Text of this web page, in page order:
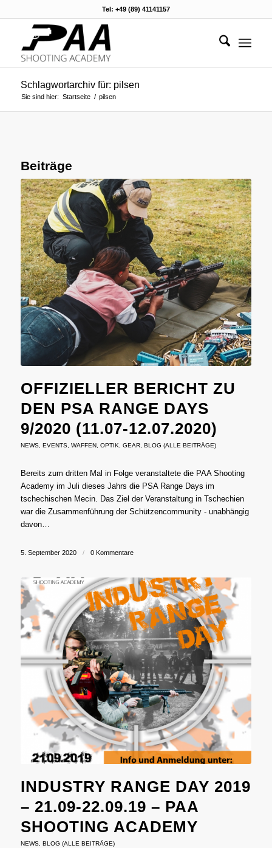
Tel: +49 (89) 41141157
Schlagwortarchiv für: pilsen
Sie sind hier: Startseite / pilsen
Beiträge
OFFIZIELLER BERICHT ZU
DEN PSA RANGE DAYS
9/2020 (11.07-12.07.2020)
NEWS, EVENTS, WAFFEN, OPTIK GEAR, BLOG (ALLE BEITRÄGE)
Bereits zum dritten Mal in Folge veranstaltete die PAA Shooting
Academy im Juli dieses Jahrs die PSA Range Days im
tschechischen Mecin. Das Ziel der Veranstaltung in Tschechien
war die Zusammenführung der Schützencommunity - unabhängig
davon…
5. September 2020 / 0 Kommentare
INDUSTRY RANGE DAY 2019
– 21.09-22.09.19 – PAA
SHOOTING ACADEMY
NEWS, BLOG (ALLE BEITRÄGE)